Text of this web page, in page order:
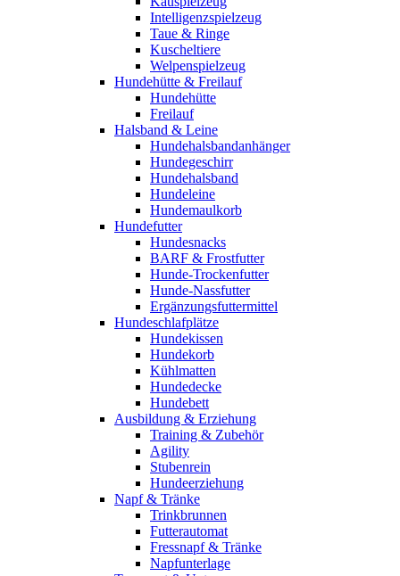
Intelligenzspielzeug
Taue & Ringe
Kuscheltiere
Welpenspielzeug
Hundehütte & Freilauf
Hundehütte
Freilauf
Halsband & Leine
Hundehalsbandanhänger
Hundegeschirr
Hundehalsband
Hundeleine
Hundemaulkorb
Hundefutter
Hundesnacks
BARF & Frostfutter
Hunde-Trockenfutter
Hunde-Nassfutter
Ergänzungsfuttermittel
Hundeschlafplätze
Hundekissen
Hundekorb
Kühlmatten
Hundedecke
Hundebett
Ausbildung & Erziehung
Training & Zubehör
Agility
Stubenrein
Hundeerziehung
Napf & Tränke
Trinkbrunnen
Futterautomat
Fressnapf & Tränke
Napfunterlage